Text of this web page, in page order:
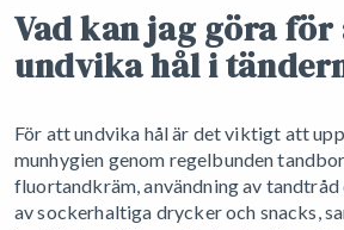
Vad kan jag göra
undvika hål i
För att undvika hål är det viktigt att
munhygien genom regelbunden
fluortandkräm, användning av tandtråd
av sockerhaltiga drycker och snacks,